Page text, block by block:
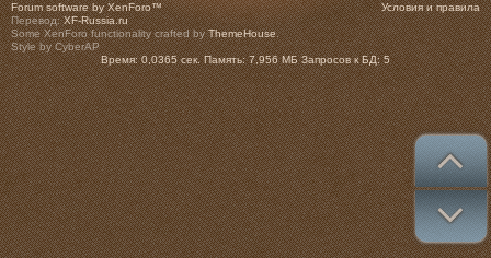
Условия и правила
Forum software by XenForo™
Перевод:XF-Russia.ru
Some XenForo functionality crafted byThemeHouse.
Style by CyberAP
Время: 0,0365 сек. Память: 7,956 МБ Запросов к БД: 5